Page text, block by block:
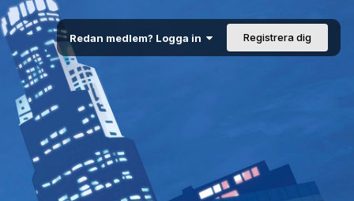
Redan medlem? Logga in Registrera dig